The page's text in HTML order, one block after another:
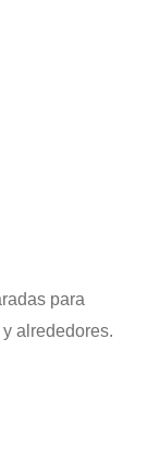
para
alrededores.